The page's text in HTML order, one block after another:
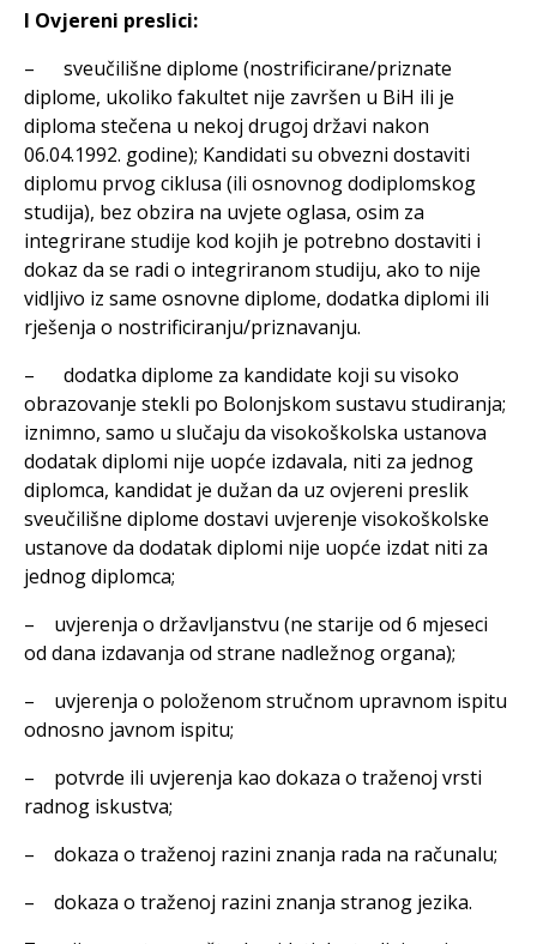
I Ovjereni preslici:
– sveučilišne diplome (nostrificirane/priznate
diplome, ukoliko fakultet nije završen u BiH ili je
diploma stečena u nekoj drugoj državi nakon
06.04.1992. godine); Kandidati su obvezni dostaviti
diplomu prvog ciklusa (ili osnovnog dodiplomskog
studija), bez obzira na uvjete oglasa, osim za
integrirane studije kod kojih je potrebno dostaviti i
dokaz da se radi o integriranom studiju, ako to nije
vidljivo iz same osnovne diplome, dodatka diplomi ili
rješenja o nostrificiranju/priznavanju.
– dodatka diplome za kandidate koji su visoko
obrazovanje stekli po Bolonjskom sustavu studiranja;
iznimno, samo u slučaju da visokoškolska ustanova
dodatak diplomi nije uopće izdavala, niti za jednog
diplomca, kandidat je dužan da uz ovjereni preslik
sveučilišne diplome dostavi uvjerenje visokoškolske
ustanove da dodatak diplomi nije uopće izdat niti za
jednog diplomca;
– uvjerenja o državljanstvu (ne starije od 6 mjeseci
od dana izdavanja od strane nadležnog organa);
– uvjerenja o položenom stručnom upravnom ispitu
odnosno javnom ispitu;
– potvrde ili uvjerenja kao dokaza o traženoj vrsti
radnog iskustva;
– dokaza o traženoj razini znanja rada na računalu;
– dokaza o traženoj razini znanja stranog jezika.